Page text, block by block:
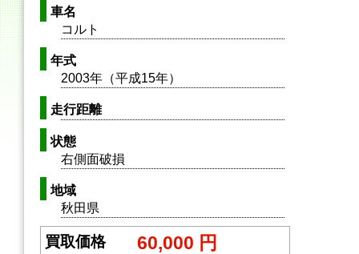
車名
コルト
年式
2003年（平成15年）
走行距離
状態
右側面破損
地域
秋田県
買取価格 60,000 円